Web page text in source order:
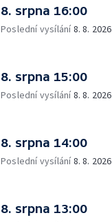
8. srpna 16:00
Poslední vysílání8. 8. 2026
8. srpna 15:00
Poslední vysílání8. 8. 2026
8. srpna 14:00
Poslední vysílání8. 8. 2026
8. srpna 13:00